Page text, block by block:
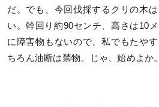
だ。でも、今回伐採するクリの木
い。幹回り約90センチ、高さは10
に障害物もないので、私でもたや
ちろん油断は禁物。じゃ、始めよか。